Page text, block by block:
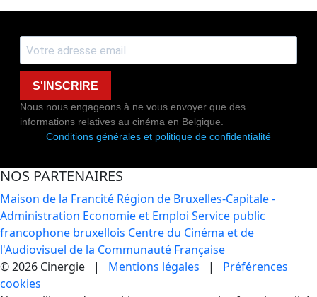
S'INSCRIRE
Nous nous engageons à ne vous envoyer que des
informations relatives au cinéma en Belgique.
Conditions générales et politique de confidentialité
NOS PARTENAIRES
Maison de la Francité Région de Bruxelles-Capitale -
Administration Economie et Emploi Service public
francophone bruxellois Centre du Cinéma et de
l'Audiovisuel de la Communauté Française
© 2026 Cinergie | Mentions légales | Préférences
cookies